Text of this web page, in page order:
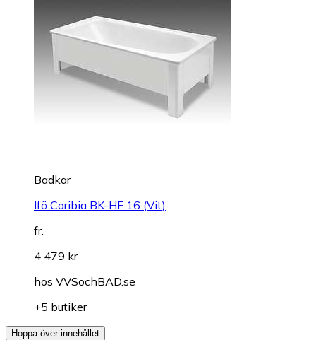
Badkar
Ifö Caribia BK-HF 16 (Vit)
fr.
4 479 kr
hos VVSochBAD.se
+5 butiker
Hoppa över innehållet